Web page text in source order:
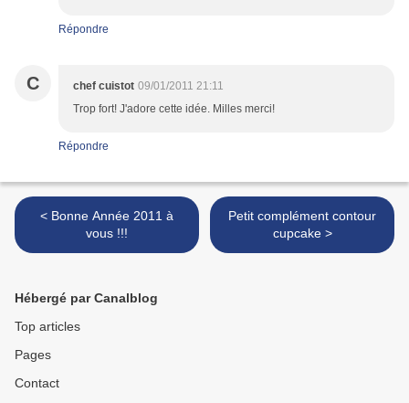
Répondre
C chef cuistot 09/01/2011 21:11
Trop fort! J'adore cette idée. Milles merci!
Répondre
< Bonne Année 2011 à
vous !!!
Petit complément contour
cupcake >
Hébergé par Canalblog
Top articles
Pages
Contact